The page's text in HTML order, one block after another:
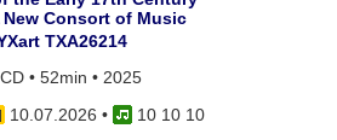
New Consort of Music
TXA26214
• 52min • 2025
10.07.2026 •
10 10 10